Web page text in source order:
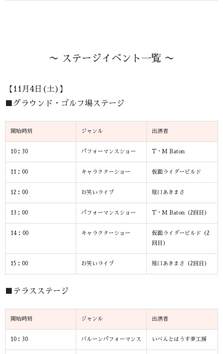
〜 ステージイベント一覧 〜
【11月4日(土)】
■グラウンド・ゴルフ場ステージ
開始時刻 ジャンル 出演者
10：30 パフォーマンスショー T・M Baton
11：00 キャラクターショー 仮面ライダービルド
12：00 お笑いライブ 原口あきまさ
13：00 パフォーマンスショー T・M Baton（2回目）
14：00 キャラクターショー
仮面ライダービルド（2
回目）
15：00 お笑いライブ 原口あきまさ（2回目）
■テラスステージ
開始時刻 ジャンル 出演者
10：30 バルーンパフォーマンス いべんとはうす夢工房